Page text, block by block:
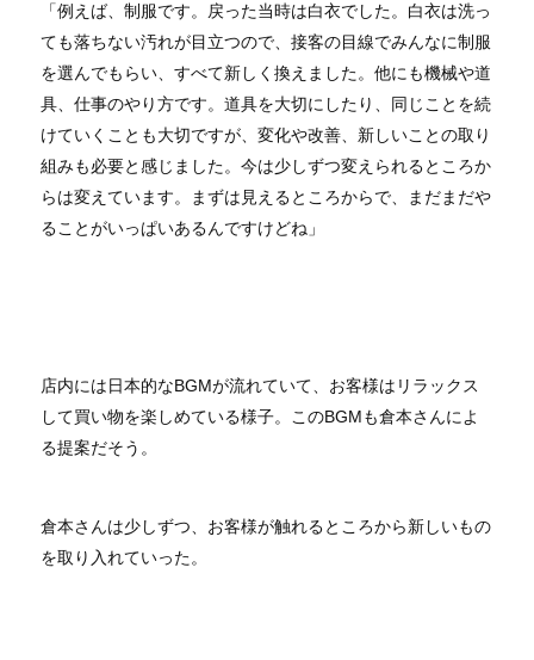
「例えば、制服です。戻った当時は白衣でした。白衣は洗っ
ても落ちない汚れが目立つので、接客の目線でみんなに制服
を選んでもらい、すべて新しく換えました。他にも機械や道
具、仕事のやり方です。道具を大切にしたり、同じことを続
けていくことも大切ですが、変化や改善、新しいことの取り
組みも必要と感じました。今は少しずつ変えられるところか
らは変えています。まずは見えるところからで、まだまだや
ることがいっぱいあるんですけどね」
店内には日本的なBGMが流れていて、お客様はリラックス
して買い物を楽しめている様子。このBGMも倉本さんによ
る提案だそう。
倉本さんは少しずつ、お客様が触れるところから新しいもの
を取り入れていった。